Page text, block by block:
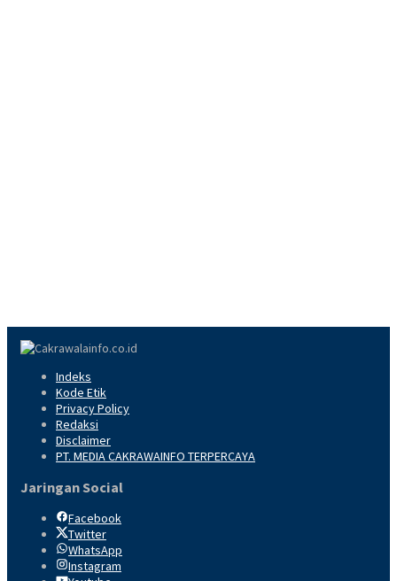
Indeks
Kode Etik
Privacy Policy
Redaksi
Disclaimer
PT. MEDIA CAKRAWAINFO TERPERCAYA
Jaringan Social
Facebook
Twitter
WhatsApp
Instagram